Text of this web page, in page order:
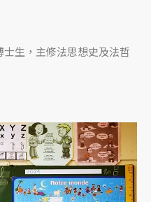
生，主修法思想史及法哲